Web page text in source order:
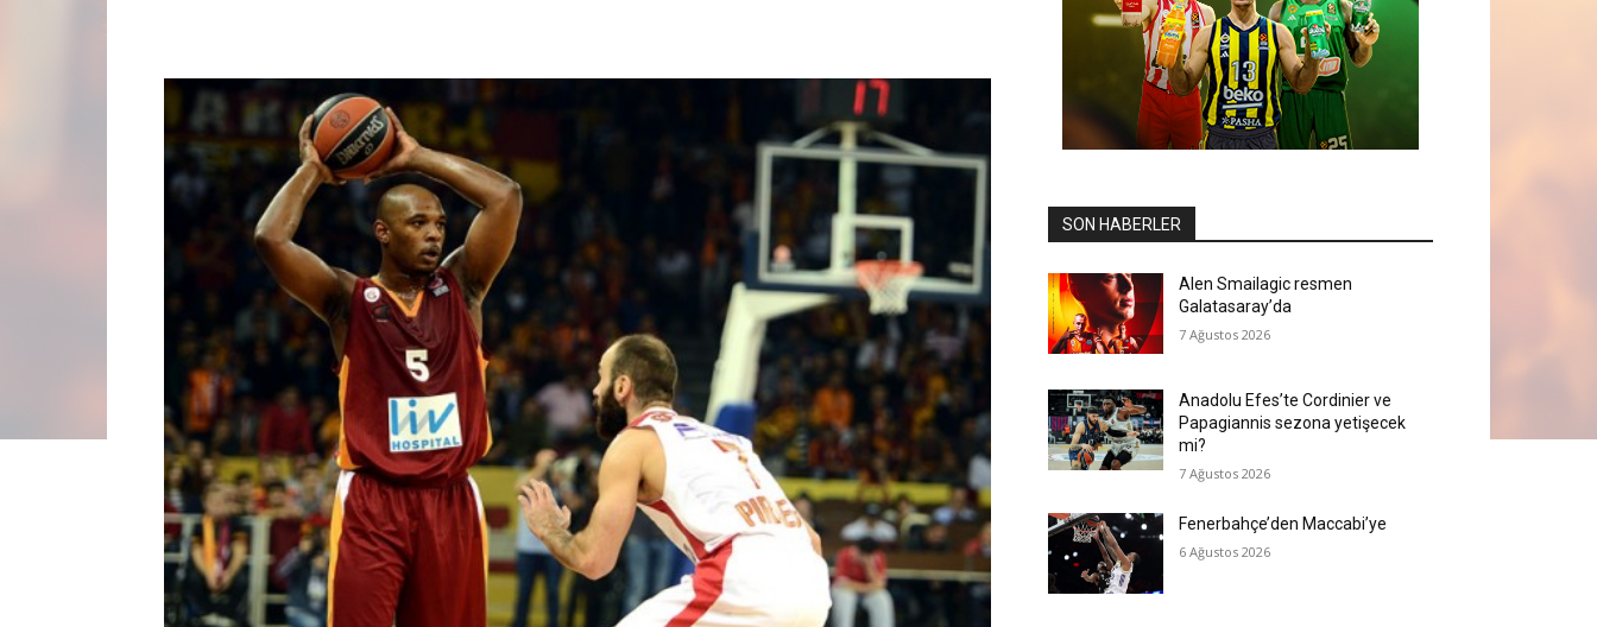
SON HABERLER
Alen Smailagic resmen
Galatasaray’da
7 Ağustos 2026
Anadolu Efes’te Cordinier ve
Papagiannis sezona yetişecek
mi?
7 Ağustos 2026
Fenerbahçe’den Maccabi’ye
6 Ağustos 2026